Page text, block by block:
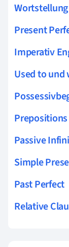
Present
Imperativ
Used to und
Passive
Simple
Past Perfect
Relative